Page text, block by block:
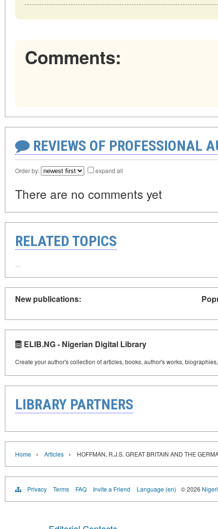
Comments:
REVIEWS OF PROFESSIONAL
Order by: expand all
There are no comments yet
RELATED TOPICS
New publications:
ELIB.NG - Nigerian Digital Library
Create your author's collection of articles, books, author's works,
LIBRARY PARTNERS
Home › Articles › HOFFMAN, R.J.S. GREAT BRITAIN AND THE
Privacy Terms FAQ Invite a Friend Language (en) © 2026